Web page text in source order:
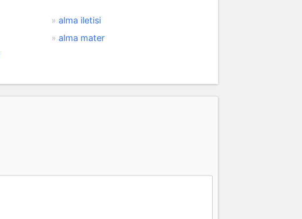
alma iletisi
alma mater